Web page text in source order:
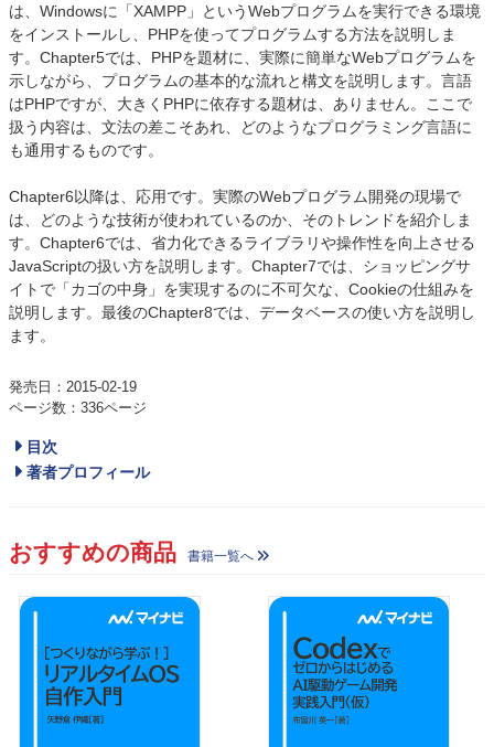
は、Windowsに「XAMPP」というWebプログラムを実行できる環境
をインストールし、PHPを使ってプログラムする方法を説明しま
す。Chapter5では、PHPを題材に、実際に簡単なWebプログラムを
示しながら、プログラムの基本的な流れと構文を説明します。言語
はPHPですが、大きくPHPに依存する題材は、ありません。ここで
扱う内容は、文法の差こそあれ、どのようなプログラミング言語に
も通用するものです。
Chapter6以降は、応用です。実際のWebプログラム開発の現場で
は、どのような技術が使われているのか、そのトレンドを紹介しま
す。Chapter6では、省力化できるライブラリや操作性を向上させる
JavaScriptの扱い方を説明します。Chapter7では、ショッピングサ
イトで「カゴの中身」を実現するのに不可欠な、Cookieの仕組みを
説明します。最後のChapter8では、データベースの使い方を説明し
ます。
発売日：2015-02-19
ページ数：336ページ
目次
著者プロフィール
おすすめの商品 書籍一覧へ